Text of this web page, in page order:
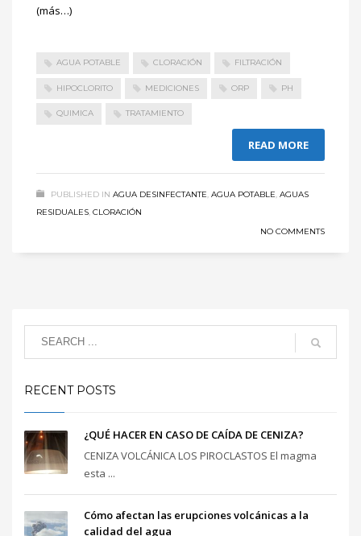
(más…)
AGUA POTABLE CLORACIÓN FILTRACIÓN
HIPOCLORITO MEDICIONES ORP PH
QUIMICA TRATAMIENTO
READ MORE
PUBLISHED IN AGUA DESINFECTANTE AGUA POTABLE AGUAS
RESIDUALES CLORACIÓN
NO COMMENTS
RECENT POSTS
¿QUÉ HACER EN CASO DE CAÍDA DE CENIZA?
CENIZA VOLCÁNICA LOS PIROCLASTOS El magma
esta ...
Cómo afectan las erupciones volcánicas a la
calidad del agua